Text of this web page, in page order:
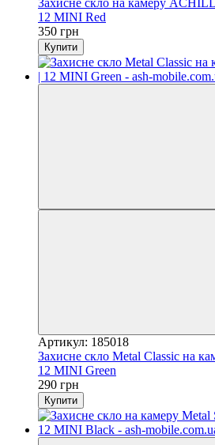
12 MINI Red
350 грн
Купити
Артикул: 185018
Захисне скло Metal Classic на
12 MINI Green
290 грн
Купити